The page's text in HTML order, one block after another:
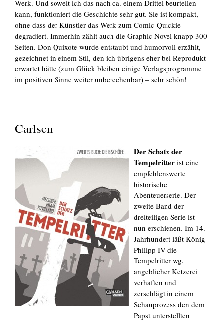
Werk. Und soweit ich das nach ca. einem Drittel beurteilen
kann, funktioniert die Geschichte sehr gut. Sie ist kompakt,
ohne dass der Künstler das Werk zum Comic-Quickie
degradiert. Immerhin zählt auch die Graphic Novel knapp 300
Seiten. Don Quixote wurde entstaubt und humorvoll erzählt,
gezeichnet in einem Stil, den ich übrigens eher bei Reprodukt
erwartet hätte (zum Glück bleiben einige Verlagsprogramme
im positiven Sinne weiter unberechenbar) – sehr schön!
Carlsen
Der Schatz der
Tempelritter ist eine
empfehlenswerte
historische
Abenteuerserie. Der
zweite Band der
dreiteiligen Serie ist
nun erschienen. Im 14.
Jahrhundert läßt König
Philipp IV die
Tempelritter wg.
angeblicher Ketzerei
verhaften und
zerschlägt in einem
Schauprozess den dem
Papst unterstellten